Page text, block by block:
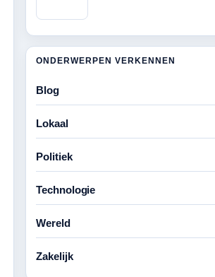
ONDERWERPEN VERKENNEN
Blog
Lokaal
Politiek
Technologie
Wereld
Zakelijk